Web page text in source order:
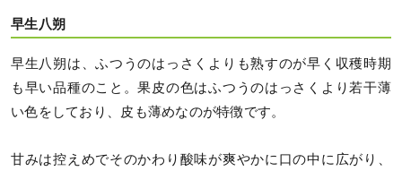
早生八朔
早生八朔は、ふつうのはっさくよりも熟すのが早く収穫時期
も早い品種のこと。果皮の色はふつうのはっさくより若干薄
い色をしており、皮も薄めなのが特徴です。
甘みは控えめでそのかわり酸味が爽やかに口の中に広がり、